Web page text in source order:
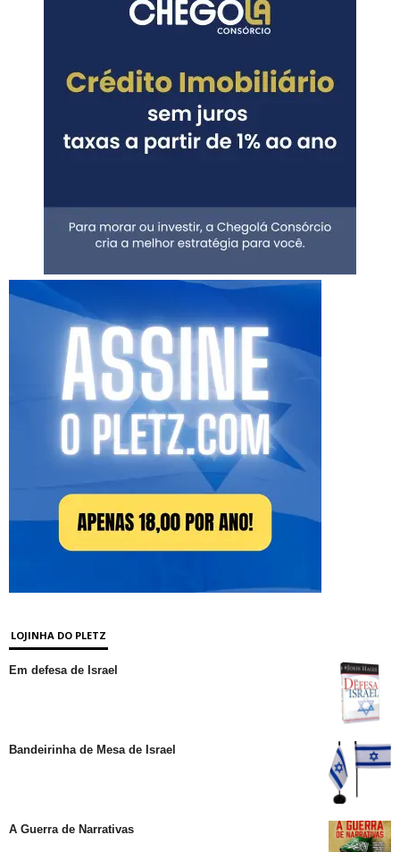
LOJINHA DO PLETZ
Em defesa de Israel
Bandeirinha de Mesa de Israel
A Guerra de Narrativas